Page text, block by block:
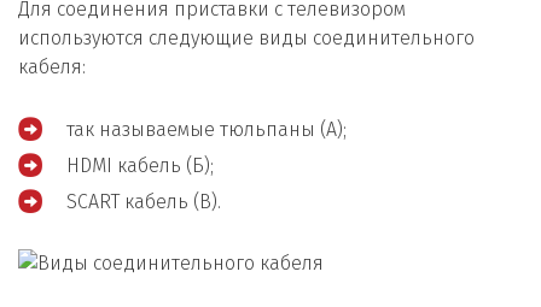
Для соединения приставки с телевизором
используются следующие виды соединительного
кабеля:
так называемые тюльпаны (А);
HDMI кабель (Б);
SCART кабель (В).